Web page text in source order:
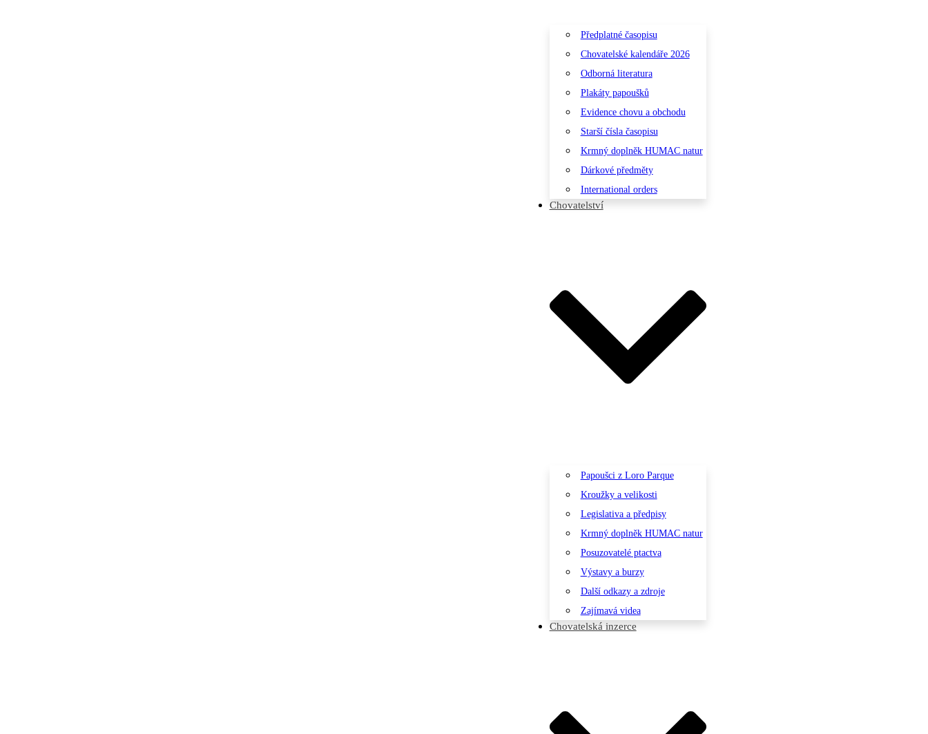
Předplatné časopisu
Chovatelské kalendáře 2026
Odborná literatura
Plakáty papoušků
Evidence chovu a obchodu
Starší čísla časopisu
Krmný doplněk HUMAC natur
Dárkové předměty
International orders
Chovatelství
Papoušci z Loro Parque
Kroužky a velikosti
Legislativa a předpisy
Krmný doplněk HUMAC natur
Posuzovatelé ptactva
Výstavy a burzy
Další odkazy a zdroje
Zajímavá videa
Chovatelská inzerce